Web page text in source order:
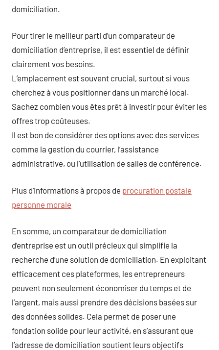
domiciliation.
Pour tirer le meilleur parti d’un comparateur de
domiciliation d’entreprise, il est essentiel de définir
clairement vos besoins.
L’emplacement est souvent crucial, surtout si vous
cherchez à vous positionner dans un marché local.
Sachez combien vous êtes prêt à investir pour éviter les
offres trop coûteuses.
Il est bon de considérer des options avec des services
comme la gestion du courrier, l’assistance
administrative, ou l’utilisation de salles de conférence.
Plus d’informations à propos de procuration postale
personne morale
En somme, un comparateur de domiciliation
d’entreprise est un outil précieux qui simplifie la
recherche d’une solution de domiciliation. En exploitant
efficacement ces plateformes, les entrepreneurs
peuvent non seulement économiser du temps et de
l’argent, mais aussi prendre des décisions basées sur
des données solides. Cela permet de poser une
fondation solide pour leur activité, en s’assurant que
l’adresse de domiciliation soutient leurs objectifs